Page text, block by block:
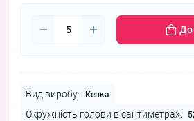
До
Вид виробу: Кепка
Окружність голови в сантиметрах: